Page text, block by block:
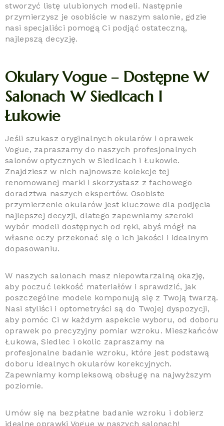
stworzyć listę ulubionych modeli. Następnie
przymierzysz je osobiście w naszym salonie, gdzie
nasi specjaliści pomogą Ci podjąć ostateczną,
najlepszą decyzję.
Okulary Vogue – Dostępne W
Salonach W Siedlcach I
Łukowie
Jeśli szukasz oryginalnych okularów i oprawek
Vogue, zapraszamy do naszych profesjonalnych
salonów optycznych w Siedlcach i Łukowie.
Znajdziesz w nich najnowsze kolekcje tej
renomowanej marki i skorzystasz z fachowego
doradztwa naszych ekspertów. Osobiste
przymierzenie okularów jest kluczowe dla podjęcia
najlepszej decyzji, dlatego zapewniamy szeroki
wybór modeli dostępnych od ręki, abyś mógł na
własne oczy przekonać się o ich jakości i idealnym
dopasowaniu.
W naszych salonach masz niepowtarzalną okazję,
aby poczuć lekkość materiałów i sprawdzić, jak
poszczególne modele komponują się z Twoją twarzą.
Nasi styliści i optometryści są do Twojej dyspozycji,
aby pomóc Ci w każdym aspekcie wyboru, od doboru
oprawek po precyzyjny pomiar wzroku. Mieszkańców
Łukowa, Siedlec i okolic zapraszamy na
profesjonalne badanie wzroku, które jest podstawą
doboru idealnych okularów korekcyjnych.
Zapewniamy kompleksową obsługę na najwyższym
poziomie.
Umów się na bezpłatne badanie wzroku i dobierz
idealne oprawki Vogue w naszych salonach!